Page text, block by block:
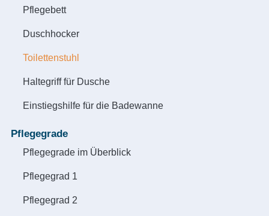
Pflegebett
Duschhocker
Toilettenstuhl
Haltegriff für Dusche
Einstiegshilfe für die Badewanne
Pflegegrade
Pflegegrade im Überblick
Pflegegrad 1
Pflegegrad 2